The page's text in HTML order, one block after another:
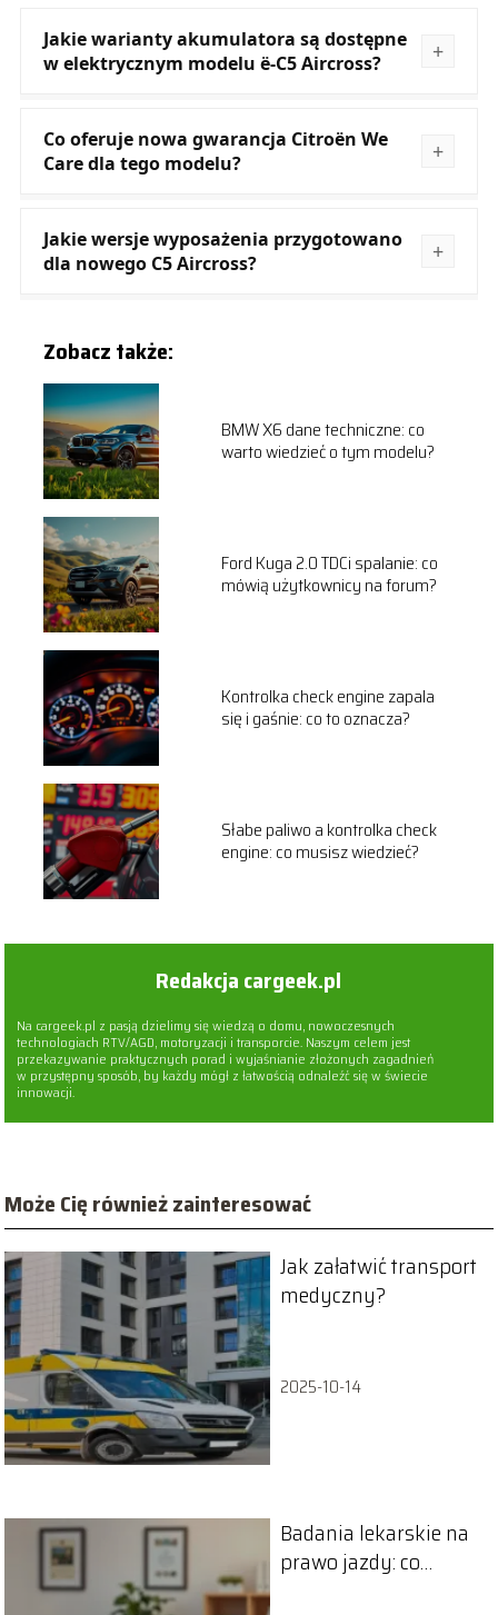
Jakie warianty akumulatora są dostępne
w elektrycznym modelu ë-C5 Aircross?
Co oferuje nowa gwarancja Citroën We
Care dla tego modelu?
Jakie wersje wyposażenia przygotowano
dla nowego C5 Aircross?
Zobacz także:
BMW X6 dane techniczne: co
warto wiedzieć o tym modelu?
Ford Kuga 2.0 TDCi spalanie: co
mówią użytkownicy na forum?
Kontrolka check engine zapala
się i gaśnie: co to oznacza?
Słabe paliwo a kontrolka check
engine: co musisz wiedzieć?
Redakcja cargeek.pl
Na cargeek.pl z pasją dzielimy się wiedzą o domu, nowoczesnych
technologiach RTV/AGD, motoryzacji i transporcie. Naszym celem jest
przekazywanie praktycznych porad i wyjaśnianie złożonych zagadnień
w przystępny sposób, by każdy mógł z łatwością odnaleźć się w świecie
innowacji.
Może Cię również zainteresować
Jak załatwić transport
medyczny?
2025-10-14
Badania lekarskie na
prawo jazdy: co